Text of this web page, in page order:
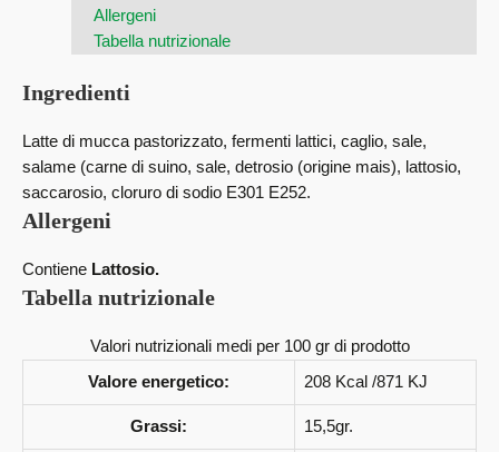
Allergeni
Tabella nutrizionale
Ingredienti
Latte di mucca pastorizzato, fermenti lattici, caglio, sale,
salame (carne di suino, sale, detrosio (origine mais), lattosio,
saccarosio, cloruro di sodio E301 E252.
Allergeni
Contiene Lattosio.
Tabella nutrizionale
Valori nutrizionali medi per 100 gr di prodotto
Valore energetico:
208 Kcal /871 KJ
Grassi: 15,5gr.